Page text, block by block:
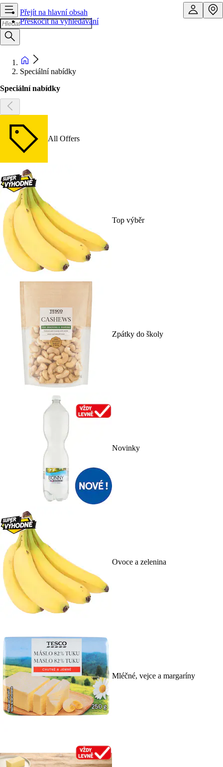
Přejít na hlavní obsah
Přeskočit na vyhledávání
Speciální nabídky
Speciální nabídky
All Offers
Top výběr
Zpátky do školy
Novinky
Ovoce a zelenina
Mléčné, vejce a margaríny